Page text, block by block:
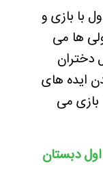
با بازی و
ها می
دختران
ایده های
می
دبستان